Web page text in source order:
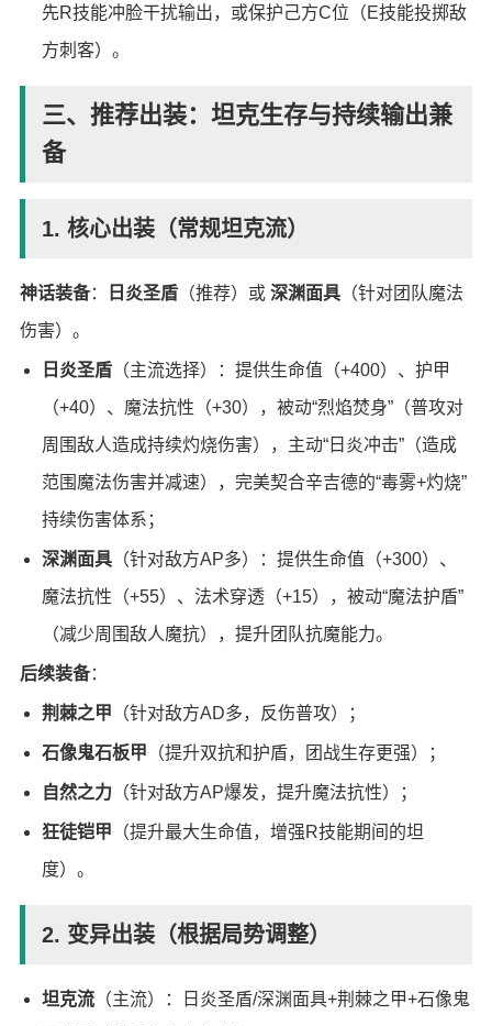
先R技能冲脸干扰输出，或保护己方C位（E技能投掷敌
方刺客）。
三、推荐出装：坦克生存与持续输出兼
备
1. 核心出装（常规坦克流）
神话装备： 日炎圣盾（推荐）或 深渊面具（针对团队魔法
伤害）。
日炎圣盾（主流选择）：提供生命值（+400）、护甲
（+40）、魔法抗性（+30），被动“烈焰焚身”（普攻对
周围敌人造成持续灼烧伤害），主动“日炎冲击”（造成
范围魔法伤害并减速），完美契合辛吉德的“毒雾+灼烧”
持续伤害体系；
深渊面具（针对敌方AP多）：提供生命值（+300）、
魔法抗性（+55）、法术穿透（+15），被动“魔法护盾”
（减少周围敌人魔抗），提升团队抗魔能力。
后续装备：
荆棘之甲 （针对敌方AD多，反伤普攻）；
石像鬼石板甲 （提升双抗和护盾，团战生存更强）；
自然之力（针对敌方AP爆发，提升魔法抗性）；
狂徒铠甲 （提升最大生命值，增强R技能期间的坦
度）。
2. 变异出装（根据局势调整）
坦克流（主流）：日炎圣盾/深渊面具+荆棘之甲+石像鬼